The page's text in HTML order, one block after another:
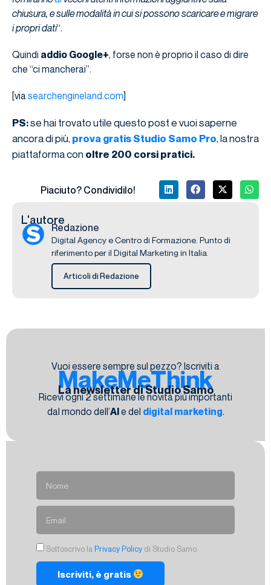
chiusura, e sulle modalità in cui si possono scaricare e migrare
i propri dati“.
Quindi addio Google+, forse non è proprio il caso di dire
che “ci mancherai”.
[via searchengineland.com]
PS:se hai trovato utile questo post e vuoi saperne
ancora di più, prova gratis Studio Samo Pro, la nostra
piattaforma con oltre 200 corsi pratici.
Piaciuto? Condividilo!
L'autore
Redazione
Digital Agency e Centro di Formazione. Punto di
riferimento per il Digital Marketing in Italia.
Articoli di Redazione
Vuoi essere sempre sul pezzo? Iscriviti a
MakeMeThink
La newsletter di Studio Samo
Ricevi ogni 2 settimane le novità più importanti
dal mondo dell’AIe del digital marketing.
Sottoscrivo la Privacy Policy di Studio Samo.
Iscriviti, è gratis